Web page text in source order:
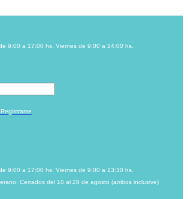
9:00 a 17:00 hs. Viernes de 9:00 a 14:00 hs.
9:00 a 17:00 hs. Viernes de 9:00 a 13:30 hs.
Cerrados del 10 al 28 de agosto (ambos inclusive)